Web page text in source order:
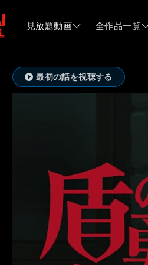
見放題動画 全作品一覧
最初の話を視聴する